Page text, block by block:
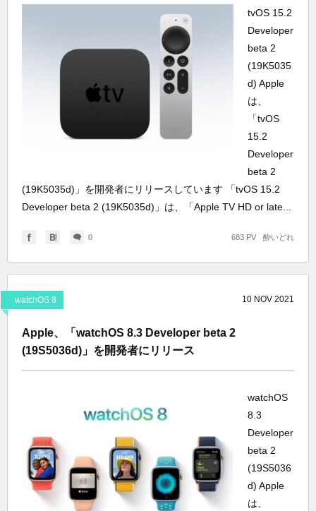
tvOS 15.2
Developer
beta 2
(19K5035
d) Apple
は、
「tvOS
15.2
Developer
beta 2
(19K5035d)」を開発者にリリースしています 「tvOS 15.2
Developer beta 2 (19K5035d)」は、「Apple TV HD or late...
0 酔いどれ
683 PV
watchOS 8 10 NOV 2021
Apple、「watchOS 8.3 Developer beta 2
(19S5036d)」を開発者にリリース
watchOS
8.3
Developer
beta 2
(19S5036
d) Apple
は、